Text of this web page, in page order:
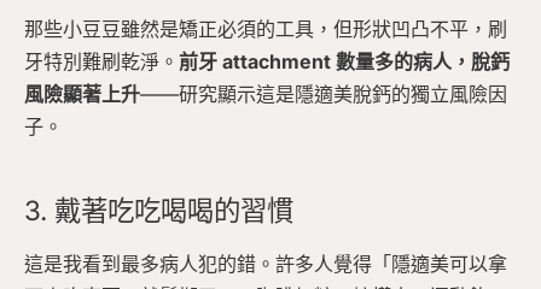
那些小豆豆雖然是矯正必須的工具，但形狀凹凸不平，刷
牙特別難刷乾淨。 前牙 attachment 數量多的病人，脫鈣
風險顯著上升——研究顯示這是隱適美脫鈣的獨立風險因
子。
3. 戴著吃吃喝喝的習慣
這是我看到最多病人犯的錯。許多人覺得「隱適美可以拿